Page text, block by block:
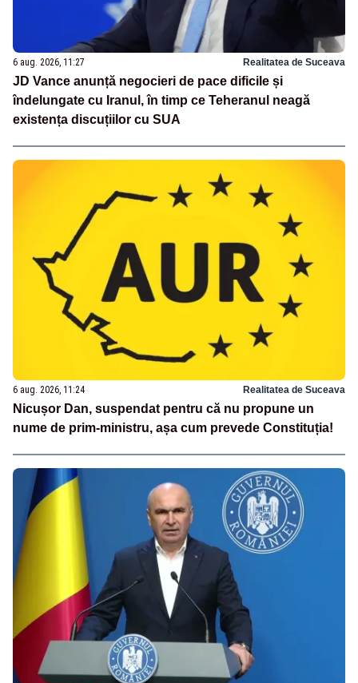
6 aug. 2026, 11:27 Realitatea de Suceava
JD Vance anunță negocieri de pace dificile și
îndelungate cu Iranul, în timp ce Teheranul neagă
existența discuțiilor cu SUA
6 aug. 2026, 11:24 Realitatea de Suceava
Nicușor Dan, suspendat pentru că nu propune un
nume de prim-ministru, așa cum prevede Constituția!